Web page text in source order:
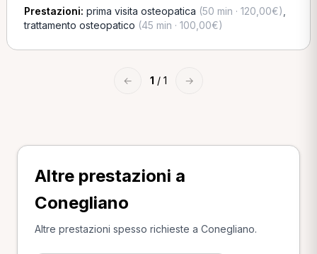
Prestazioni: prima visita osteopatica (50 min · 120,00€)
trattamento osteopatico (45 min · 100,00€)
← 1 / 1 →
Altre prestazioni a
Conegliano
Altre prestazioni spesso richieste a Conegliano.